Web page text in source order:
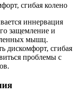
иннервация
защемление и
мышц.
дискомфорт, сгибая
проблемы с